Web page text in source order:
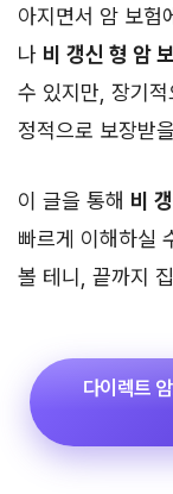
아지면서 암 보험
나 비 갱신 형 암
수 있지만, 장기
정적으로 보장받
이 글을 통해 비
빠르게 이해하실
볼 테니, 끝까지
다이렉트